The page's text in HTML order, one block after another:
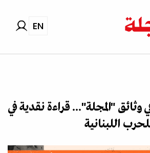
EN
وثائق "المجلة"... قراءة نقدية في
اللبنانية